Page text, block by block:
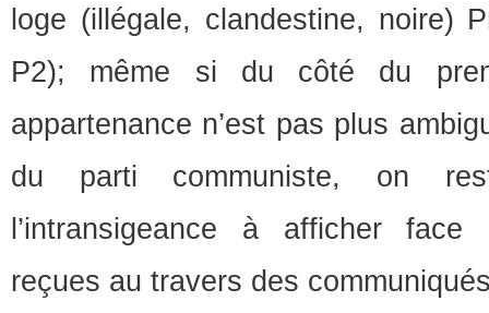
loge (illégale, clandestine, noire)
P2); même si du côté du
appartenance n’est pas plus
du parti communiste, on
l’intransigeance à afficher face
reçues au travers des